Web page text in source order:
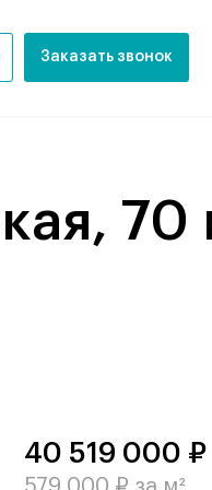
Заказать звонок
40 519 000 ₽